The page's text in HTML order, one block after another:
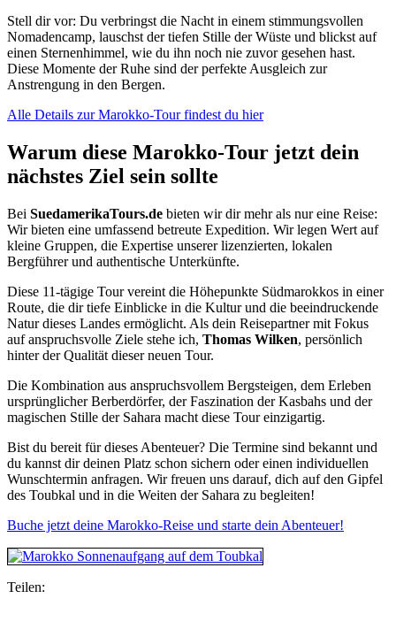
Stell dir vor: Du verbringst die Nacht in einem stimmungsvollen
Nomadencamp, lauschst der tiefen Stille der Wüste und blickst auf
einen Sternenhimmel, wie du ihn noch nie zuvor gesehen hast.
Diese Momente der Ruhe sind der perfekte Ausgleich zur
Anstrengung in den Bergen.
Alle Details zur Marokko-Tour findest du hier
Warum diese Marokko-Tour jetzt dein
nächstes Ziel sein sollte
Bei SuedamerikaTours.de bieten wir dir mehr als nur eine Reise:
Wir bieten eine umfassend betreute Expedition. Wir legen Wert auf
kleine Gruppen, die Expertise unserer lizenzierten, lokalen
Bergführer und authentische Unterkünfte.
Diese 11-tägige Tour vereint die Höhepunkte Südmarokkos in einer
Route, die dir tiefe Einblicke in die Kultur und die beeindruckende
Natur dieses Landes ermöglicht. Als dein Reisepartner mit Fokus
auf anspruchsvolle Ziele stehe ich, Thomas Wilken, persönlich
hinter der Qualität dieser neuen Tour.
Die Kombination aus anspruchsvollem Bergsteigen, dem Erleben
ursprünglicher Berberdörfer, der Faszination der Kasbahs und der
magischen Stille der Sahara macht diese Tour einzigartig.
Bist du bereit für dieses Abenteuer? Die Termine sind bekannt und
du kannst dir deinen Platz schon sichern oder einen individuellen
Wunschtermin anfragen. Wir freuen uns darauf, dich auf den Gipfel
des Toubkal und in die Weiten der Sahara zu begleiten!
Buche jetzt deine Marokko-Reise und starte dein Abenteuer!
Teilen: